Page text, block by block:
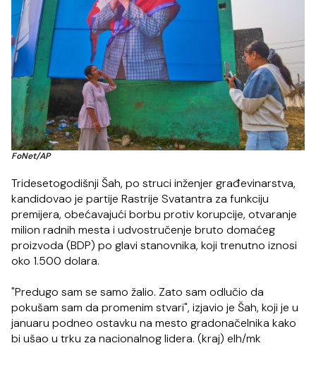
FoNet/AP
Tridesetogodišnji Šah, po struci inženjer građevinarstva,
kandidovao je partije Rastrije Svatantra za funkciju
premijera, obećavajući borbu protiv korupcije, otvaranje
milion radnih mesta i udvostručenje bruto domaćeg
proizvoda (BDP) po glavi stanovnika, koji trenutno iznosi
oko 1.500 dolara.
"Predugo sam se samo žalio. Zato sam odlučio da
pokušam sam da promenim stvari", izjavio je Šah, koji je u
januaru podneo ostavku na mesto gradonačelnika kako
bi ušao u trku za nacionalnog lidera. (kraj) elh/mk